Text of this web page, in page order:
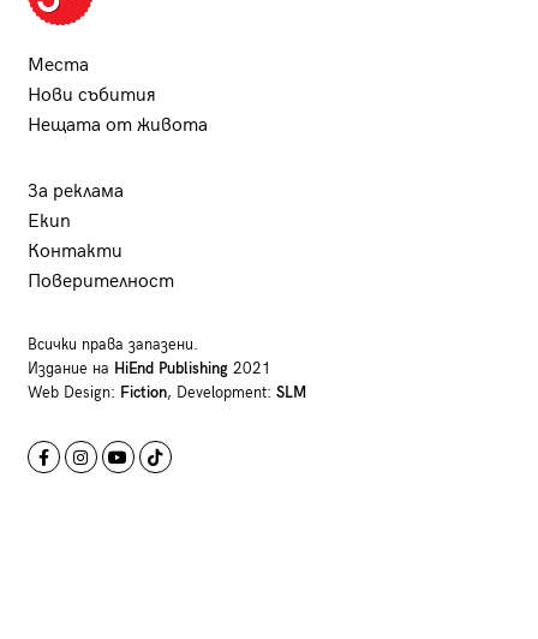
Места
Нови събития
Нещата от живота
За реклама
Екип
Контакти
Поверителност
Всички права запазени.
Издание на HiEnd Publishing2021
Web Design: Fiction, Development: SLM